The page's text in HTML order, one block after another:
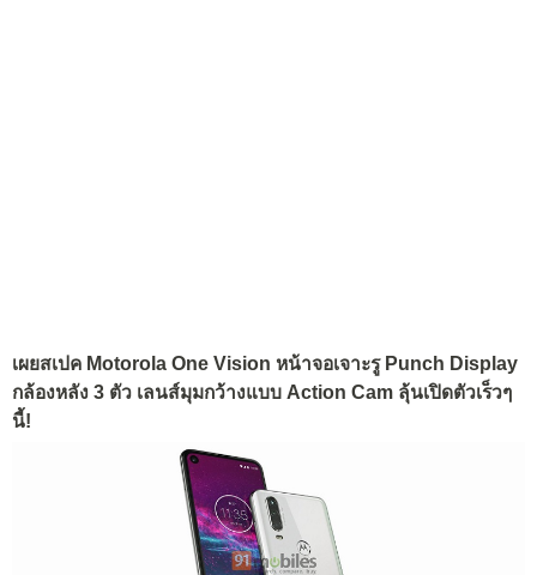
เผยสเปค Motorola One Vision หน้าจอเจาะรู Punch Display
กล้องหลัง 3 ตัว เลนส์มุมกว้างแบบ Action Cam ลุ้นเปิดตัวเร็วๆ
นี้!